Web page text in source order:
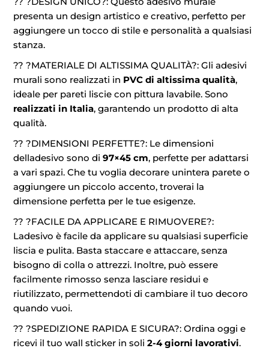
presenta un design artistico e creativo, perfetto per
aggiungere un tocco di stile e personalità a qualsiasi
stanza.
?? ?MATERIALE DI ALTISSIMA QUALITÀ?: Gli adesivi
murali sono realizzati in PVC di altissima qualità,
ideale per pareti liscie con pittura lavabile. Sono
realizzati in Italia, garantendo un prodotto di alta
qualità.
?? ?DIMENSIONI PERFETTE?: Le dimensioni
delladesivo sono di97×45 cm, perfette per adattarsi
a vari spazi. Che tu voglia decorare unintera parete o
aggiungere un piccolo accento, troverai la
dimensione perfetta per le tue esigenze.
?? ?FACILE DA APPLICARE E RIMUOVERE?:
Ladesivo è facile da applicare su qualsiasi superficie
liscia e pulita. Basta staccare e attaccare, senza
bisogno di colla o attrezzi. Inoltre, può essere
facilmente rimosso senza lasciare residui e
riutilizzato, permettendoti di cambiare il tuo decoro
quando vuoi.
?? ?SPEDIZIONE RAPIDA E SICURA?: Ordina oggi e
ricevi il tuo wall sticker in soli2-4 giorni lavorativi.